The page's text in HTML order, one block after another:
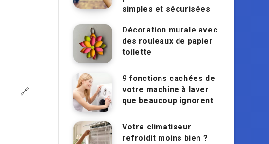
🔗
simples et sécurisées
Décoration murale avec
des rouleaux de papier
toilette
9 fonctions cachées de
votre machine à laver
que beaucoup ignorent
Votre climatiseur
refroidit moins bien ?